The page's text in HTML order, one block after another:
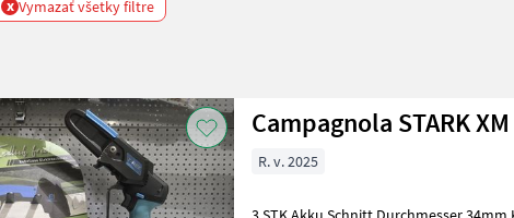
x Vymazať všetky filtre
Campagnola STARK XM
R. v. 2025